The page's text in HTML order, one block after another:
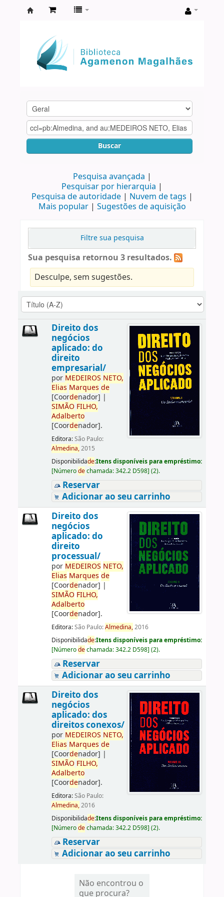
Agamenon
Magalhães
Buscar
Pesquisa avançada
Pesquisar por hierarquia
Pesquisa de autoridade
Nuvem de tags
Mais popular
Sugestões de aquisição
Filtre sua pesquisa
Sua pesquisa retornou 3 resultados.
Desculpe, sem sugestões.
Direito dos
negócios
aplicado: do
direito
empresarial/
por MEDEIROS NETO,
Elias Marques de
[Coordenador] |
SIMÃO FILHO,
Adalberto
[Coordenador].
Editora:São Paulo:
Almedina,2015
Disponibilidade:Itens disponíveis para empréstimo:
[Númerodechamada:342.2 D598] (2).
Reservar
Adicionar ao seu carrinho
Direito dos
negócios
aplicado: do
direito
processual/
por MEDEIROS NETO,
Elias Marques de
[Coordenador] |
SIMÃO FILHO,
Adalberto
[Coordenador].
Editora:São Paulo:Almedina,2016
Disponibilidade:Itens disponíveis para empréstimo:
[Númerodechamada:342.2 D598] (2).
Reservar
Adicionar ao seu carrinho
Direito dos
negócios
aplicado: dos
direitos conexos/
por MEDEIROS NETO,
Elias Marques de
[Coordenador] |
SIMÃO FILHO,
Adalberto
[Coordenador].
Editora:São Paulo:
Almedina,2016
Disponibilidade:Itens disponíveis para empréstimo:
[Númerodechamada:342.2 D598] (2).
Reservar
Adicionar ao seu carrinho
Não encontrou o
que procura?